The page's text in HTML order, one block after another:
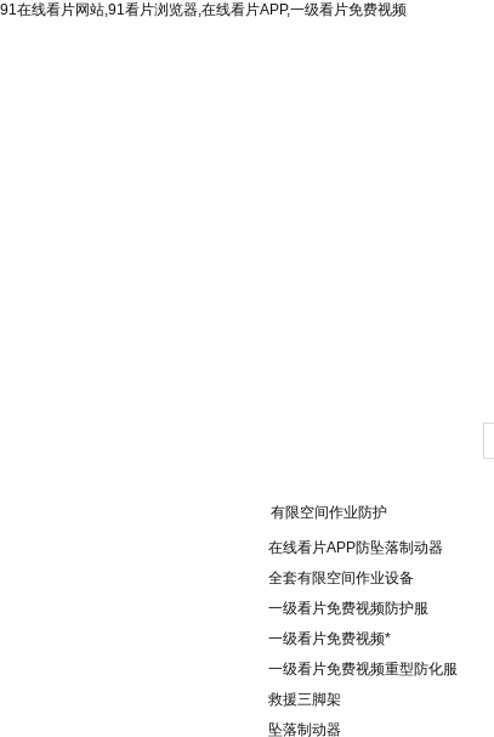
91在线看片网站,91看片浏览器,在线看片APP,一级看片免费视频
有限空间作业防护
在线看片APP防坠落制动器
全套有限空间作业设备
一级看片免费视频防护服
一级看片免费视频*
一级看片免费视频重型防化服
救援三脚架
坠落制动器